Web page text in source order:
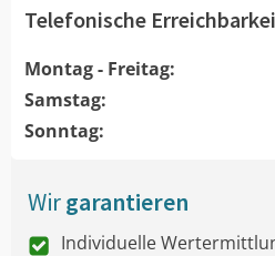
Telefonische
Montag - Freitag:
Samstag:
Sonntag:
Wirgarantieren
Individuelle